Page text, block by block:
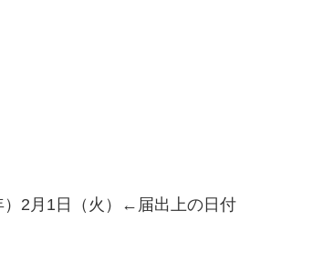
）2月1日（火）←届出上の日付